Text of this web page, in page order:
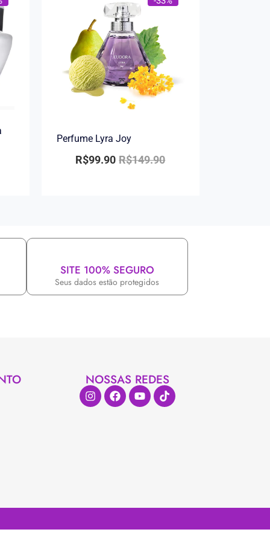
Perfume Lyra Joy
R$149.90
R$99.90
SITE 100% SEGURO
Seus dados estão protegidos
NOSSAS REDES